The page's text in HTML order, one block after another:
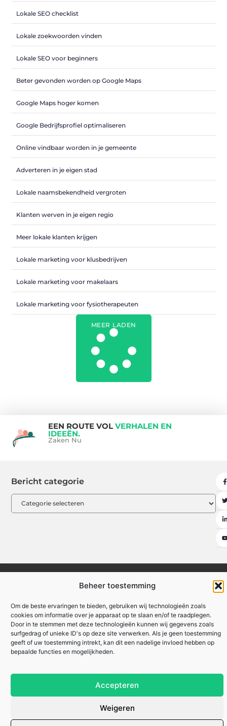
Beheer toestemming
Om de beste ervaringen te bieden, gebruiken wij technologieën zoals
cookies om informatie over je apparaat op te slaan en/of te raadplegen.
Door in te stemmen met deze technologieën kunnen wij gegevens zoals
surfgedrag of unieke ID's op deze site verwerken. Als je geen toestemming
geeft of uw toestemming intrekt, kan dit een nadelige invloed hebben op
bepaalde functies en mogelijkheden.
Accepteren
Weigeren
Lokale SEO checklist
Lokale zoekwoorden vinden
Lokale SEO voor beginners
Beter gevonden worden op Google Maps
Google Maps hoger komen
Google Bedrijfsprofiel optimaliseren
Online vindbaar worden in je gemeente
Adverteren in je eigen stad
Lokale naamsbekendheid vergroten
Klanten werven in je eigen regio
Meer lokale klanten krijgen
Lokale marketing voor klusbedrijven
Lokale marketing voor makelaars
Lokale marketing voor fysiotherapeuten
MEER LADEN
EEN ROUTE VOL VERHALEN EN
IDEEËN.
Zaken Nu
Bericht categorie
Uit De Media
Nederlandse linkbuilding: hoe jij je website naar de top van Google tilt
Linkbuilding geld verdienen: hoe jij online inkomsten kunt genereren
Lokale marketing: meer klanten uit je eigen regio
zakennu.be